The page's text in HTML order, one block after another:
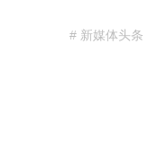
# 新媒体头条